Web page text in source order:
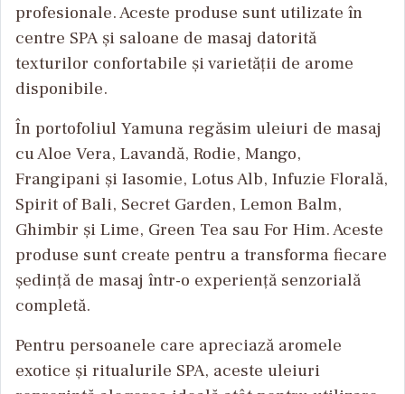
profesionale. Aceste produse sunt utilizate în
centre SPA și saloane de masaj datorită
texturilor confortabile și varietății de arome
disponibile.
În portofoliul Yamuna regăsim uleiuri de masaj
cu Aloe Vera, Lavandă, Rodie, Mango,
Frangipani și Iasomie, Lotus Alb, Infuzie Florală,
Spirit of Bali, Secret Garden, Lemon Balm,
Ghimbir și Lime, Green Tea sau For Him. Aceste
produse sunt create pentru a transforma fiecare
ședință de masaj într-o experiență senzorială
completă.
Pentru persoanele care apreciază aromele
exotice și ritualurile SPA, aceste uleiuri